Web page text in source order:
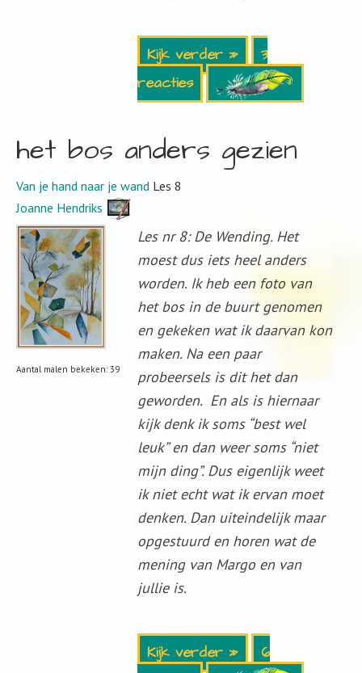
Kijk verder »
3
reacties
het bos anders gezien
Van je hand naar je wand Les 8
Joanne Hendriks
Aantal malen bekeken: 39
Les nr 8: De Wending. Het
moest dus iets heel anders
worden. Ik heb een foto van
het bos in de buurt genomen
en gekeken wat ik daarvan kon
maken. Na een paar
probeersels is dit het dan
geworden. En als is hiernaar
kijk denk ik soms “best wel
leuk” en dan weer soms “niet
mijn ding”. Dus eigenlijk weet
ik niet echt wat ik ervan moet
denken. Dan uiteindelijk maar
opgestuurd en horen wat de
mening van Margo en van
jullie is.
Kijk verder »
6